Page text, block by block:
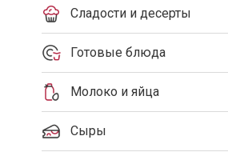
Сладости и десерты
Готовые блюда
Молоко и яйца
Сыры